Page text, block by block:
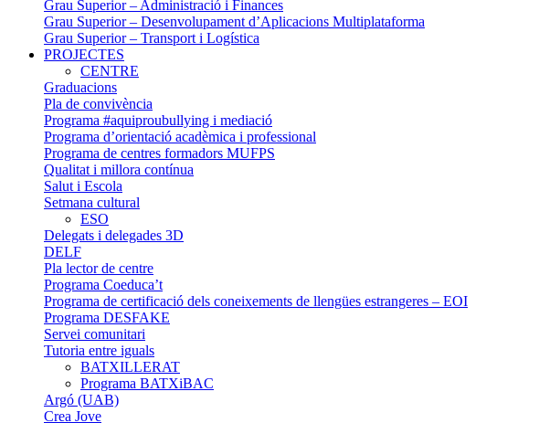
Grau Superior – Administració i Finances
Grau Superior – Desenvolupament d’Aplicacions Multiplataforma
Grau Superior – Transport i Logística
PROJECTES
CENTRE
Graduacions
Pla de convivència
Programa #aquiproubullying i mediació
Programa d’orientació acadèmica i professional
Programa de centres formadors MUFPS
Qualitat i millora contínua
Salut i Escola
Setmana cultural
ESO
Delegats i delegades 3D
DELF
Pla lector de centre
Programa Coeduca’t
Programa de certificació dels coneixements de llengües estrangeres – EOI
Programa DESFAKE
Servei comunitari
Tutoria entre iguals
BATXILLERAT
Programa BATXiBAC
Argó (UAB)
Crea Jove